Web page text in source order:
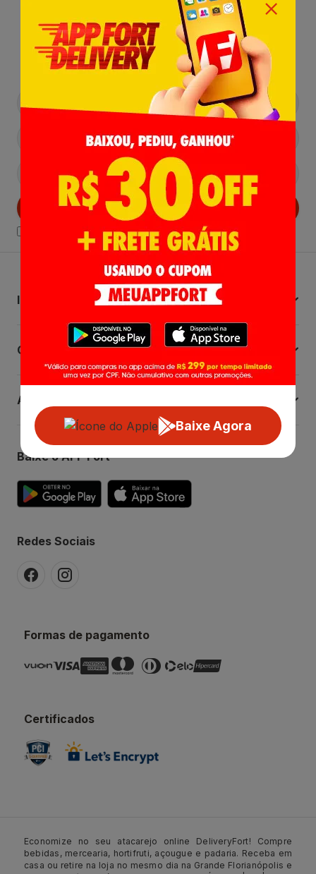
Baixe Agora
Receba nossas Novidades,
Lançamentos e Promoções!
Cadastrar
Declaro estar ciente dasPoliticas de Privacidade.
Institucional
Central de Ajuda
Atendimento
Baixe o APP Fort
Redes Sociais
Formas de pagamento
Certificados
Economize no seu atacarejo online DeliveryFort! Compre
bebidas, mercearia, hortifruti, açougue e padaria. Receba em
casa ou retire na loja no mesmo dia na Grande Florianópolis e